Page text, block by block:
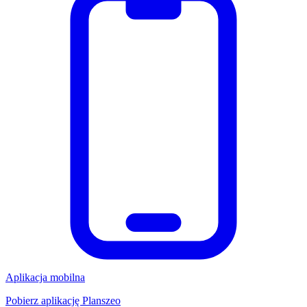
Aplikacja mobilna
Pobierz aplikację Planszeo